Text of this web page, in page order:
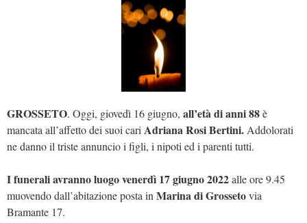
GROSSETO. Oggi, giovedì 16 giugno, all’età di anni 88è
mancata all’affetto dei suoi cariAdriana Rosi Bertini.Addolorati
ne danno il triste annuncio i figli, i nipoti ed i parenti tutti.
I funerali avranno luogo venerdì 17 giugno 2022alle ore 9.45
muovendo dall’abitazione posta inMarina di Grossetovia
Bramante 17.